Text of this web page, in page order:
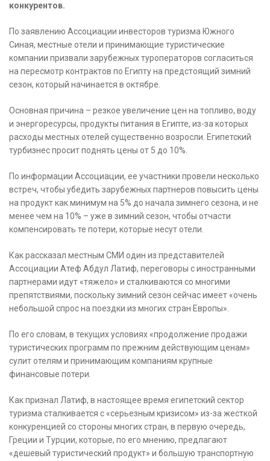
конкурентов.
По заявлению Ассоциации инвесторов туризма Южного
Синая, местные отели и принимающие туристические
компании призвали зарубежных туроператоров согласиться
на пересмотр контрактов по Египту на предстоящий зимний
сезон, который начинается в октябре.
Основная причина – резкое увеличение цен на топливо, воду
и энергоресурсы, продукты питания в Египте, из-за которых
расходы местных отелей существенно возросли. Египетский
турбизнес просит поднять цены от 5 до 10%.
По информации Ассоциации, ее участники провели несколько
встреч, чтобы убедить зарубежных партнеров повысить цены
на продукт как минимум на 5% до начала зимнего сезона, и не
менее чем на 10% – уже в зимний сезон, чтобы отчасти
компенсировать те потери, которые несут отели.
Как рассказал местным СМИ один из представителей
Ассоциации Атеф Абдул Латиф, переговоры с иностранными
партнерами идут «тяжело» и сталкиваются со многими
препятствиями, поскольку зимний сезон сейчас имеет «очень
небольшой спрос на поездки из многих стран Европы».
По его словам, в текущих условиях «продолжение продажи
туристических программ по прежним действующим ценам»
сулит отелям и принимающим компаниям крупные
финансовые потери.
Как признал Латиф, в настоящее время египетский сектор
туризма сталкивается с «серьезным кризисом» из-за жесткой
конкуренцией со стороны многих стран, в первую очередь,
Греции и Турции, которые, по его мнению, предлагают
«дешевый туристический продукт» и большую транспортную